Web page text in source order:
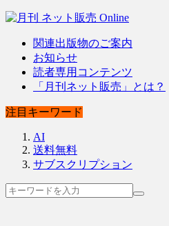
関連出版物のご案内
お知らせ
読者専用コンテンツ
「月刊ネット販売」とは？
注目キーワード
AI
送料無料
サブスクリプション